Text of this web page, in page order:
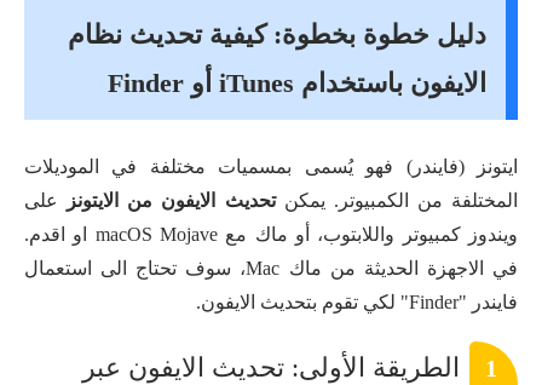
دليل خطوة بخطوة: كيفية تحديث نظام
الايفون باستخدام iTunes أو Finder
ايتونز (فايندر) فهو يُسمى بمسميات مختلفة في الموديلات
المختلفة من الكمبيوتر. يمكنتحديث الايفون من الايتونز
على
ويندوز كمبيوتر واللابتوب، أو ماك مع macOS Mojave او اقدم.
في الاجهزة الحديثة من ماك Mac، سوف تحتاج الى استعمال
فايندر "Finder" لكي تقوم بتحديث الايفون.
1
الطريقة الأولى: تحديث الايفون عبر